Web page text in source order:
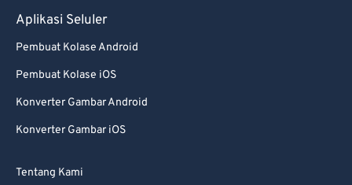
Aplikasi Seluler
Pembuat Kolase Android
Pembuat Kolase iOS
Konverter Gambar Android
Konverter Gambar iOS
Tentang Kami